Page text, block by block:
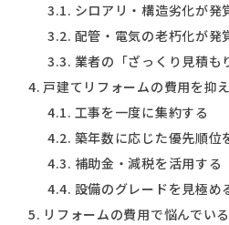
シロアリ・構造劣化が発
配管・電気の老朽化が発
業者の「ざっくり見積も
戸建てリフォームの費用を抑
工事を一度に集約する
築年数に応じた優先順位
補助金・減税を活用する
設備のグレードを見極め
リフォームの費用で悩んでい